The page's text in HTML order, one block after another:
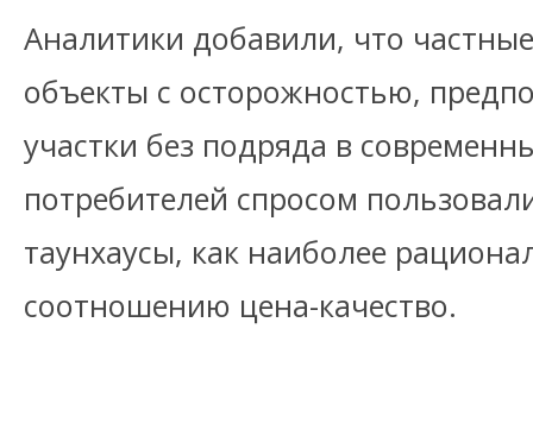
Аналитики добавили, что
объекты с осторожностью,
участки без подряда в
потребителей спросом
таунхаусы, как наиболее
соотношению цена-качество.